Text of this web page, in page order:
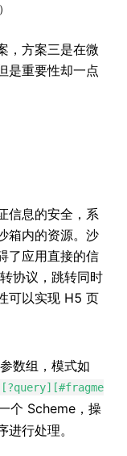
，方案三是在微
是重要性却一点
信息的安全，系
箱内的资源。沙
了应用直接的信
协议，跳转同时
可以实现 H5 页
数组，模式如
个 Scheme，操
行处理。